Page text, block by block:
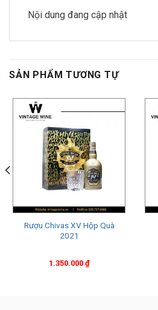
Nội dung đang cập nhật
SẢN PHẨM TƯƠNG TỰ
Rượu Chivas XV Hộp Quà
2021
1.350.000 ₫